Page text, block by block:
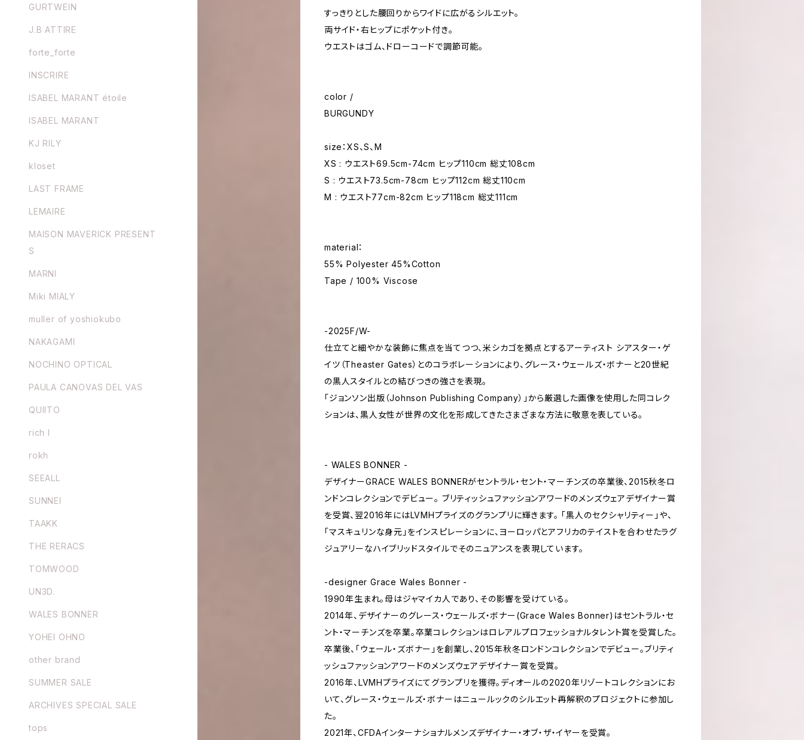
すっきりとした腰回りからワイドに広がるシルエット。
両サイド・右ヒップにポケット付き。
ウエストはゴム、ドローコードで調節可能。
color /
BURGUNDY
size：XS、S、M
XS : ウエスト69.5cm-74cm ヒップ110cm 総丈108cm
S : ウエスト73.5cm-78cm ヒップ112cm 総丈110cm
M : ウエスト77cm-82cm ヒップ118cm 総丈111cm
material：
55% Polyester 45%Cotton
Tape / 100% Viscose
-2025F/W-
仕立てと細やかな装飾に焦点を当てつつ、米シカゴを拠点とするアーティスト シアスター・ゲ
イツ（Theaster Gates）とのコラボレーションにより、グレース・ウェールズ・ボナーと20世紀
の黒人スタイルとの結びつきの強さを表現。
「ジョンソン出版（Johnson Publishing Company）」から厳選した画像を使用した同コレク
ションは、黒人女性が世界の文化を形成してきたさまざまな方法に敬意を表している。
- WALES BONNER -
デザイナーGRACE WALES BONNERがセントラル・セント・マーチンズの卒業後、2015秋冬ロ
ンドンコレクションでデビュー。 ブリティッシュファッションアワードのメンズウェアデザイナー賞
を受賞、翌2016年にはLVMHプライズのグランプリに輝きます。 「黒人のセクシャリティー」や、
「マスキュリンな身元」をインスピレーションに、ヨーロッパとアフリカのテイストを合わせたラグ
ジュアリーなハイブリッドスタイルでそのニュアンスを表現しています。
-designer Grace Wales Bonner -
1990年生まれ。母はジャマイカ人であり、その影響を受けている。
2014年、デザイナーのグレース・ウェールズ・ボナー(Grace Wales Bonner)はセントラル・セ
ント・マーチンズを卒業。卒業コレクションはロレアルプロフェッショナルタレント賞を受賞した。
卒業後、「ウェール・ズボナー」を創業し、2015年秋冬ロンドンコレクションでデビュー。ブリティ
ッシュファッションアワードのメンズウェアデザイナー賞を受賞。
2016年、LVMHプライズにてグランプリを獲得。ディオールの2020年リゾートコレクションにお
いて、グレース・ウェールズ・ボナーはニュールックのシルエット再解釈のプロジェクトに参加し
た。
2021年、CFDAインターナショナルメンズデザイナー・オブ・ザ・イヤーを受賞。
GURTWEIN
J.B ATTIRE
forte_forte
INSCRIRE
ISABEL MARANT étoile
ISABEL MARANT
KJ RILY
kloset
LAST FRAME
LEMAIRE
MAISON MAVERICK PRESENT
S
MARNI
Miki MIALY
muller of yoshiokubo
NAKAGAMI
NOCHINO OPTICAL
PAULA CANOVAS DEL VAS
QUIITO
rich I
rokh
SEEALL
SUNNEI
TAAKK
THE RERACS
TOMWOOD
UN3D.
WALES BONNER
YOHEI OHNO
other brand
SUMMER SALE
ARCHIVES SPECIAL SALE
tops